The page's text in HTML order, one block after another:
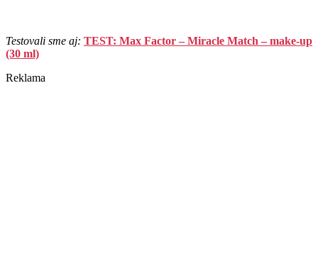
Testovali sme aj: TEST: Max Factor – Miracle Match – make-up
(30 ml)
Reklama